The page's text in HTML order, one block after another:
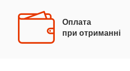
Оплата
при отриманні